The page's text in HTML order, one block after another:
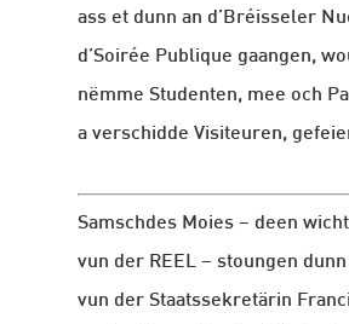
ass et dunn an d’Bréisseler
d’Soirée Publique gaangen,
nëmme Studenten, mee och
a verschidde Visiteuren,
Samschdes Moies – deen
vun der REEL – stoungen
vun der Staatssekretärin